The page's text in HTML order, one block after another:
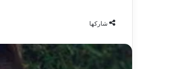
شاركها